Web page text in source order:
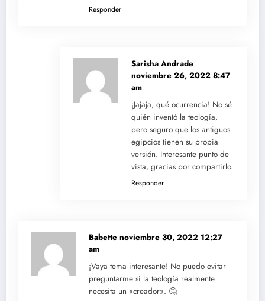
Responder
Sarisha Andrade
noviembre 26, 2022 8:47
am
¡Jajaja, qué ocurrencia! No sé
quién inventó la teología,
pero seguro que los antiguos
egipcios tienen su propia
versión. Interesante punto de
vista, gracias por compartirlo.
Responder
Babette noviembre 30, 2022 12:27
am
¡Vaya tema interesante! No puedo evitar
preguntarme si la teología realmente
necesita un «creador». 🤔